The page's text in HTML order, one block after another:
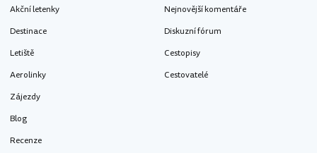
Akční letenky
Destinace
Letiště
Aerolinky
Zájezdy
Blog
Recenze
Nejnovější komentáře
Diskuzní fórum
Cestopisy
Cestovatelé